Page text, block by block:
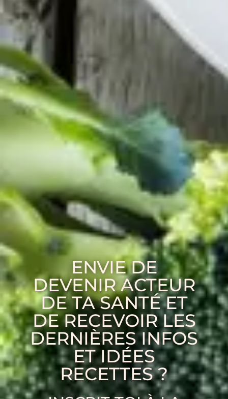
ENVIE DE
DEVENIR ACTEUR
DE TA SANTÉ ET
DE RECEVOIR LES
DERNIÈRES INFOS
ET IDÉES
RECETTES ?